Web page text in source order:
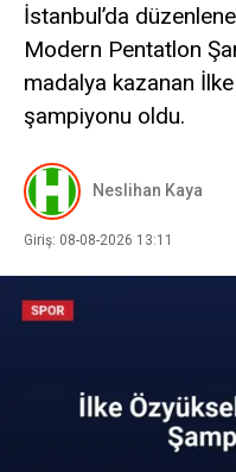
İstanbul’da
Modern Pentatlon
madalya kazanan
şampiyonu oldu.
Neslihan Kaya
Giriş: 08-08-2026 13:11